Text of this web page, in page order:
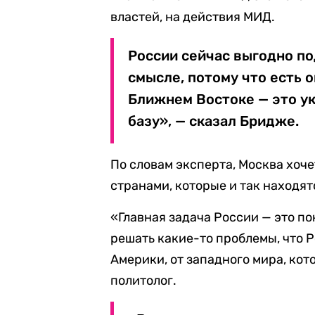
властей, на действия МИД.
России сейчас выгодно
смысле, потому что есть
Ближнем Востоке — это
базу», — сказал Бридже.
По словам эксперта, Москва
странами, которые и так
«Главная задача России — это
решать какие-то проблемы, что
Америки, от западного мира,
политолог.